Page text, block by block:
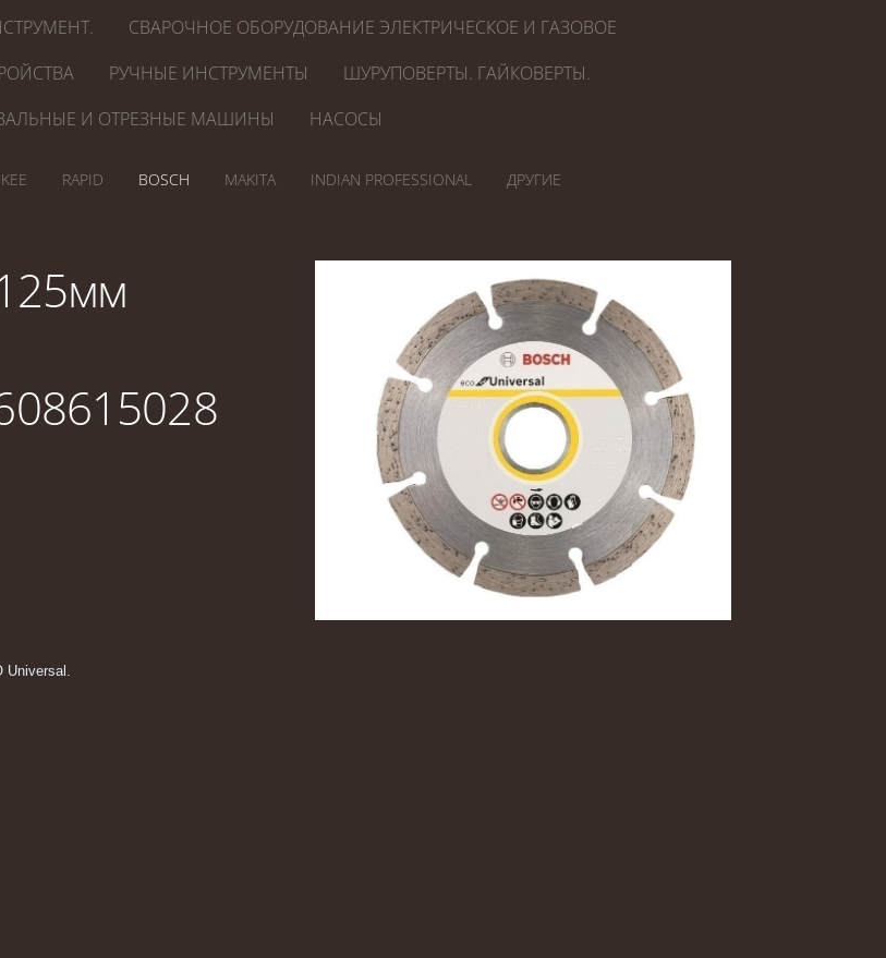
СВАРОЧНОЕ ОБОРУДОВАНИЕ ЭЛЕКТРИЧЕСКОЕ И ГАЗОВОЕ
РУЧНЫЕ ИНСТРУМЕНТЫ
ШУРУПОВЕРТЫ. ГАЙКОВЕРТЫ.
И ОТРЕЗНЫЕ МАШИНЫ
НАСОСЫ
RAPID BOSCH MAKITA INDIAN PROFESSIONAL ДРУГИЕ
Universal.